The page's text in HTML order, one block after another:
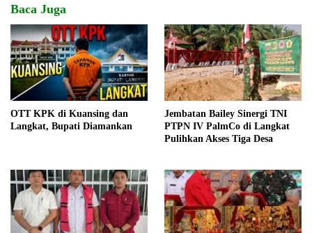
Baca Juga
OTT KPK di Kuansing dan
Langkat, Bupati Diamankan
Jembatan Bailey Sinergi TNI
PTPN IV PalmCo di Langkat
Pulihkan Akses Tiga Desa